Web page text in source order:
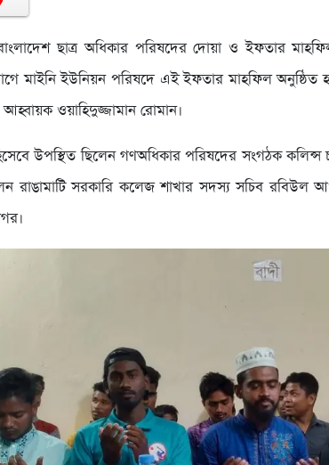
ছাত্র অধিকার পরিষদের দোয়া ও ইফতার
মাইনি ইউনিয়ন পরিষদে এই ইফতার মাহফিল অনুষ্ঠিত
আহ্বায়ক ওয়াহিদুজ্জামান রোমান।
উপস্থিত ছিলেন গণঅধিকার পরিষদের সংগঠক কলিন্স
রাঙামাটি সরকারি কলেজ শাখার সদস্য সচিব